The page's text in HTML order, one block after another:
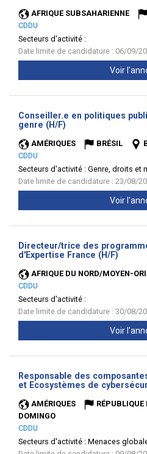
AFRIQUE SUBSAHARIENNE
CDDU
Secteurs d'activité :
Date limite de candidature : 06/09/
Voir
Conseiller.e en politiques
genre (H/F)
AMÉRIQUES BRÉSIL
CDDU
Secteurs d'activité : Genre, droits et
Date limite de candidature : 23/08/
Voir
Directeur/trice des
d'Expertise France (H/F)
AFRIQUE DU NORD/MOYEN-
CDDU
Secteurs d'activité :
Date limite de candidature : 30/08/
Voir
Responsable des
et Ecosystèmes de
AMÉRIQUES
DOMINGO
CDDU
Secteurs d'activité : Menaces